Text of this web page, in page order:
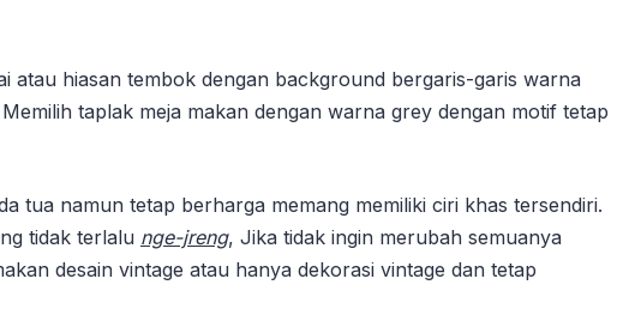
atau hiasan tembok dengan background bergaris-garis warna
taplak meja makan dengan warna grey dengan motif tetap
tua namun tetap berharga memang memiliki ciri khas tersendiri.
tidak terlalu nge-jreng, Jika tidak ingin merubah semuanya
desain vintage atau hanya dekorasi vintage dan tetap